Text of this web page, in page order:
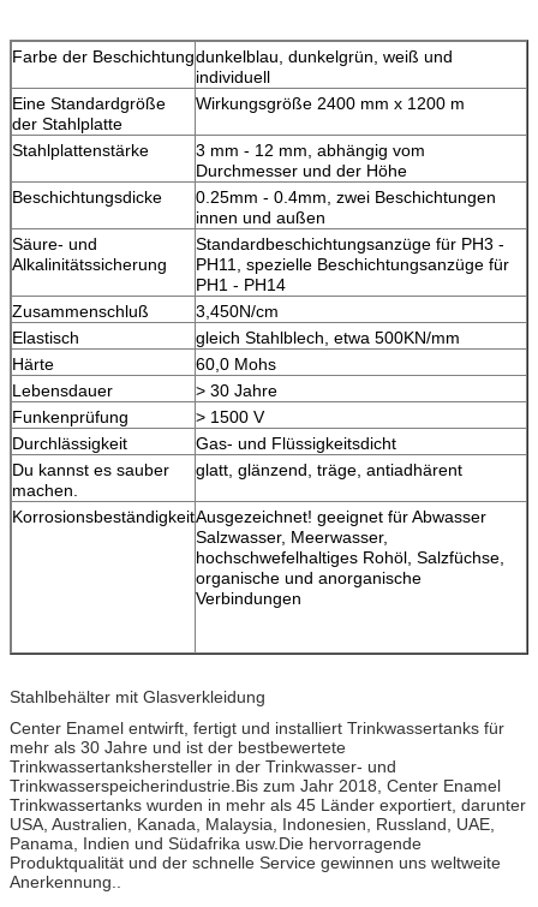
Farbe der Beschichtungdunkelblau, dunkelgrün, weiß und
individuell
Eine Standardgröße
der Stahlplatte
Wirkungsgröße 2400 mm x 1200 m
Stahlplattenstärke
3 mm - 12 mm, abhängig vom
Durchmesser und der Höhe
Beschichtungsdicke
0.25mm - 0.4mm, zwei Beschichtungen
innen und außen
Säure- und
Alkalinitätssicherung
Standardbeschichtungsanzüge für PH3 -
PH11, spezielle Beschichtungsanzüge für
PH1 - PH14
Zusammenschluß
3,450N/cm
Elastisch
gleich Stahlblech, etwa 500KN/mm
Härte
60,0 Mohs
Lebensdauer
> 30 Jahre
Funkenprüfung
> 1500 V
Durchlässigkeit
Gas- und Flüssigkeitsdicht
Du kannst es sauber
machen.
glatt, glänzend, träge, antiadhärent
KorrosionsbeständigkeitAusgezeichnet! geeignet für Abwasser
Salzwasser, Meerwasser,
hochschwefelhaltiges Rohöl, Salzfüchse,
organische und anorganische
Verbindungen
Stahlbehälter mit Glasverkleidung
Center Enamel entwirft, fertigt und installiert Trinkwassertanks für
mehr als 30 Jahre und ist der bestbewertete
Trinkwassertankshersteller in der Trinkwasser- und
Trinkwasserspeicherindustrie.Bis zum Jahr 2018, Center Enamel
Trinkwassertanks wurden in mehr als 45 Länder exportiert, darunter
USA, Australien, Kanada, Malaysia, Indonesien, Russland, UAE,
Panama, Indien und Südafrika usw.Die hervorragende
Produktqualität und der schnelle Service gewinnen uns weltweite
Anerkennung..